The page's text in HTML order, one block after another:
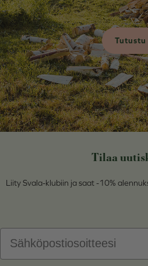
Tutustu
Tilaa
Liity Svala-klubiin ja saat -10%